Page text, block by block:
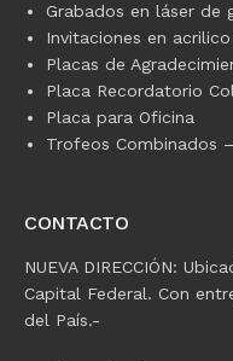
Grabados en láser de
Invitaciones en acrilico
Placas de
Placa Recordatorio
Placa para Oficina
Trofeos Combinados
CONTACTO
NUEVA DIRECCIÓN:
Capital Federal. Con
del País.-